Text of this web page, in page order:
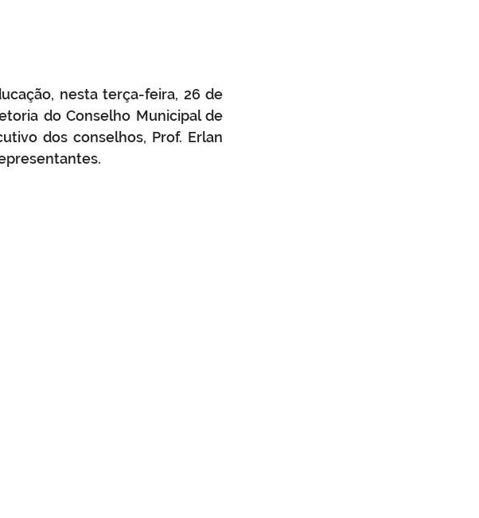
nesta terça-feira, 26 de
do Conselho Municipal de
dos conselhos, Prof. Erlan